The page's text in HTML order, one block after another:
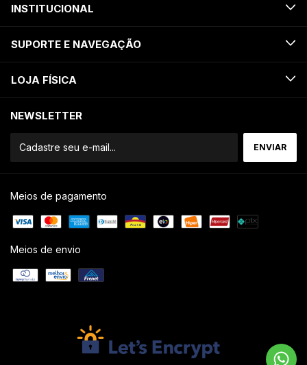
INSTITUCIONAL
SUPORTE E NAVEGAÇÃO
LOJA FÍSICA
NEWSLETTER
Meios de pagamento
Meios de envio